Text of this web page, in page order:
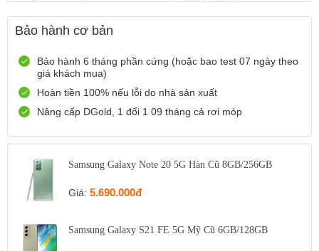
12 Điện Biên Phủ, TP Hải Phòng
0916551212
Số 72 Trần Thành Ngọ,TP Hải Phòng
0888667272
Xem bản đồ
Còn hàng
Đặt giữ hàng
Còn hàng
Đặt giữ hàng
Bảo hành cơ bản
Bảo hành 6 tháng phần cứng (hoặc bao test 07 ngày theo
giá khách mua)
Hoàn tiền 100% nếu lỗi do nhà sản xuất
Nâng cấp DGold, 1 đổi 1 09 tháng cả rơi móp
Samsung Galaxy Note 20 5G Hàn Cũ 8GB/256GB
Giá: 5.690.000đ
Samsung Galaxy S21 FE 5G Mỹ Cũ 6GB/128GB